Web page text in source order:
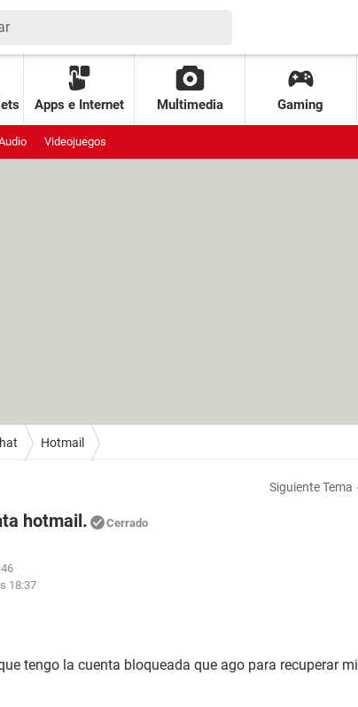
Apps e Internet Multimedia Gaming
Videojuegos
Hotmail
Siguiente Tema
hotmail. Cerrado
18:37
tengo la cuenta bloqueada que ago para recuperar mi